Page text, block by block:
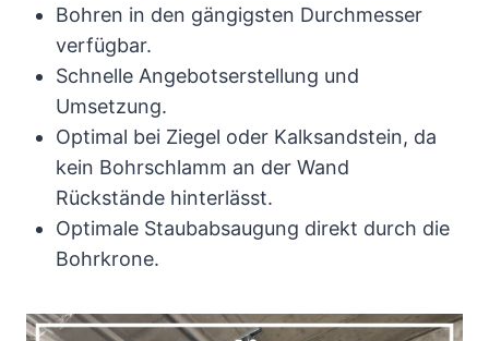
Bohren in den gängigsten Durchmesser
verfügbar.
Schnelle Angebotserstellung und
Umsetzung.
Optimal bei Ziegel oder Kalksandstein, da
kein Bohrschlamm an der Wand
Rückstände hinterlässt.
Optimale Staubabsaugung direkt durch die
Bohrkrone.